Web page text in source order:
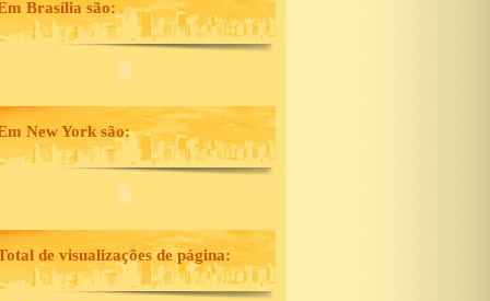
Brasília são:
New York são:
de visualizações de página: